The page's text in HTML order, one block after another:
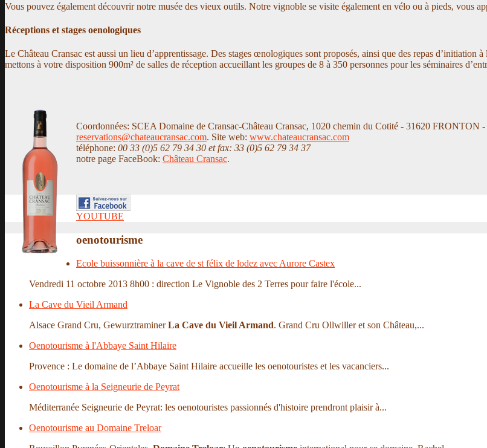
Vous pouvez également découvrir notre musée des vieux outils. Notre vignoble se visite également en vélo ou à pieds, vous
Réceptions et stages oenologiques
Le Château Cransac est aussi un lieu d’apprentissage. Des stages œnologiques sont proposés, ainsi que des repas d’initiation
mettons à votre disposition 900m² de salles de réception accueillant les groupes de 8 à 350 personnes pour les séminaires
Coordonnées: SCEA Domaine de Cransac-Château Cransac, 1020 chemin du Cotité - 31620 FRONTON -
reservations@chateaucransac.com. Site web: www.chateaucransac.com
téléphone: 00 33 (0)5 62 79 34 30 et fax: 33 (0)5 62 79 34 37
notre page FaceBook: Château Cransac.
YOUTUBE
oenotourisme
Ecole buissonnière à la cave de st félix de lodez avec Aurore Castex
Vendredi 11 octobre 2013 8h00 : direction Le Vignoble des 2 Terres pour faire l'école...
La Cave du Vieil Armand
Alsace Grand Cru, GewurztraminerLa Cave du Vieil Armand. Grand Cru Ollwiller et son Château,...
Oenotourisme à l'Abbaye Saint Hilaire
Provence : Le domaine de l’Abbaye Saint Hilaire accueille les oenotouristes et les vacanciers...
Oenotourisme à la Seigneurie de Peyrat
Méditerranée Seigneurie de Peyrat: les oenotouristes passionnés d'histoire prendront plaisir à...
Oenotourisme au Domaine Treloar